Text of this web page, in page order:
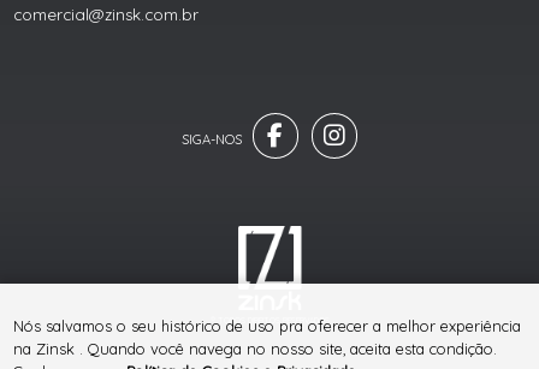
comercial@zinsk.com.br
® TODOS DIREITOS RESERVADOS
Nós salvamos o seu histórico de uso pra oferecer a melhor experiência
na Zinsk . Quando você navega no nosso site, aceita esta condição.